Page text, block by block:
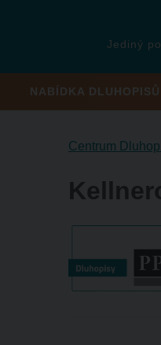
Jediný
NABÍDKA DLUHOPISŮ
Centrum